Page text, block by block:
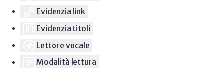
Evidenzia link
Evidenzia titoli
Lettore vocale
Modalità lettura